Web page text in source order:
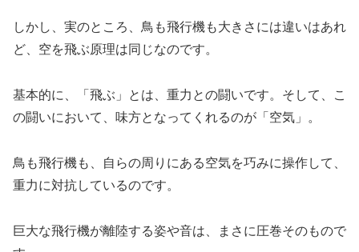
しかし、実のところ、鳥も飛行機も大きさには違いはあれ
ど、空を飛ぶ原理は同じなのです。
基本的に、「飛ぶ」とは、重力との闘いです。そして、こ
の闘いにおいて、味方となってくれるのが「空気」。
鳥も飛行機も、自らの周りにある空気を巧みに操作して、
重力に対抗しているのです。
巨大な飛行機が離陸する姿や音は、まさに圧巻そのもので